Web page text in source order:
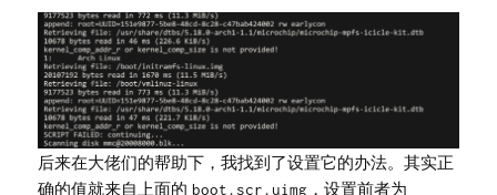
后来在大佬们的帮助下，我找到了设置它的办法。其实正
确的值就来自上面的 boot.scr.uimg ，设置前者为